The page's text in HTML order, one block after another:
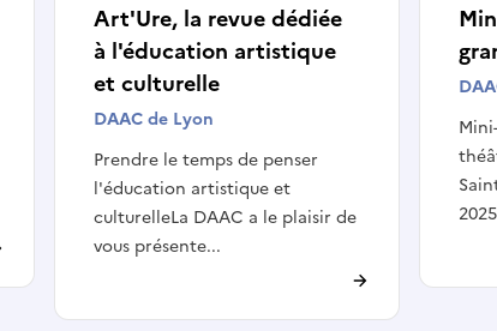
Art'Ure, la revue dédiée
à l'éducation artistique
et culturelle
DAAC de Lyon
Prendre le temps de penser
l'éducation artistique et
culturelleLa DAAC a le plaisir de
vous présente...
2025